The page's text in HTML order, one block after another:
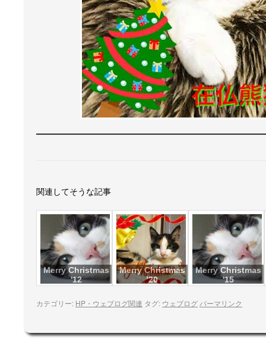
関連してそうな記事
Merry Christmas
'12
Merry Christmas
’20
Merry Christmas
'15
カテゴリー: HP・ウェブログ関連 タグ: ウェブログ パーマリンク